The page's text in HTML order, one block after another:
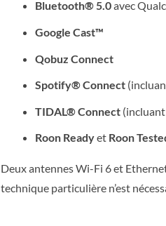
Bluetooth® 5.0avec
Google Cast™
Qobuz Connect
Spotify® Connect
TIDAL® Connect(incluant
Roon Readyet Roon
Deux antennes Wi-Fi 6 et
technique particulière n’est